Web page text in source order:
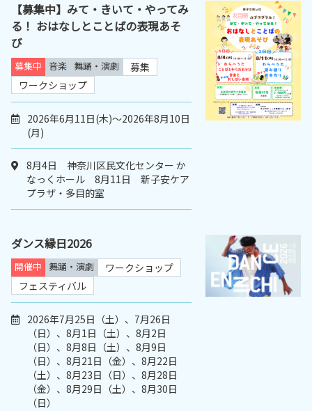
【募集中】みて・きいて・やってみ
る！ おはなしとことばの表現あそ
び
募集中 音楽 舞踊・演劇
募集
ワークショップ
2026年6月11日(木)～2026年8月10日
(月)
8月4日 神奈川区民文化センター か
なっくホール 8月11日 新子安ケア
プラザ・多目的室
ダンス縁日2026
開催中 舞踊・演劇
ワークショップ
フェスティバル
2026年7月25日（土）、7月26日
（日）、8月1日（土）、8月2日
（日）、8月8日（土）、8月9日
（日）、8月21日（金）、8月22日
（土）、8月23日（日）、8月28日
（金）、8月29日（土）、8月30日
（日）